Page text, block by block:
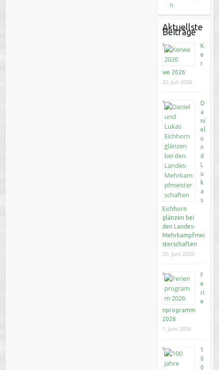
n
Aktuellste
Beiträge
K
e
r
we 2026
22. Juli 2026
D
a
ni
el
u
n
d
L
u
k
a
s
Eichhorn
glänzen bei
den Landes-
Mehrkampfmei
sterschaften
20. Juni 2026
F
e
ri
e
nprogramm
2026
1. Juni 2026
1
0
0